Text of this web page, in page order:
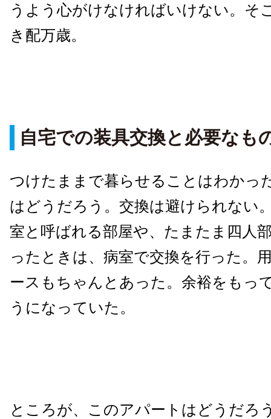
うよう心がけなければいけない。そ
き配万歳。
自宅での装具交換と必要なも
つけたままで暮らせることはわかっ
はどうだろう。交換は避けられない
室と呼ばれる部屋や、たまたま四人
ったときは、病室で交換を行った。
ースもちゃんとあった。余裕をもっ
うになっていた。
ところが、このアパートはどうだろ